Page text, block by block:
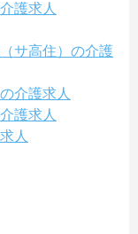
護求人
サ高住）の介護
介護求人
護求人
人